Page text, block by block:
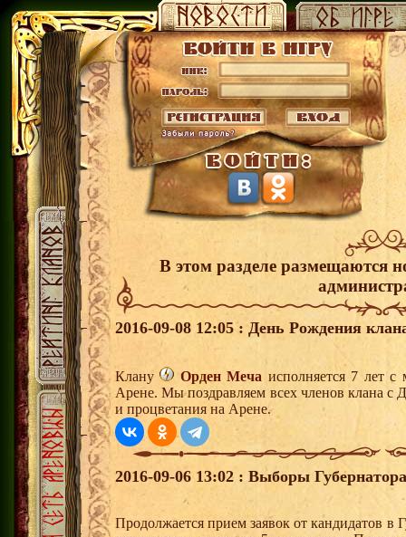
В этом разделе размещаются
2016-09-08 12:05 : День Рождения
Клану Орден Меча исполняется 7 лет с
Арене. Мы поздравляем всех членов клана с
и процветания на Арене.
2016-09-06 13:02 : Выборы
Продолжается прием заявок от кандидатов